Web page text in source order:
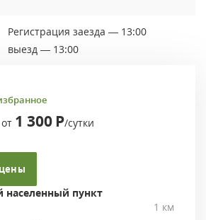
Регистрация заезда — 13:00
выезд — 13:00
от 1 300 Р/сутки
пункт
1 км